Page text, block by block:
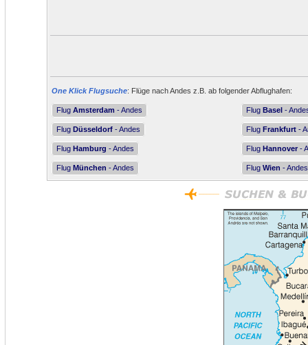
One Klick Flugsuche: Flüge nach Andes z.B. ab folgender Abflughafen:
Flug Amsterdam - Andes Flug Basel -
Flug Düsseldorf - Andes Flug Frankfurt -
Flug Hamburg - Andes Flug Hannover -
Flug München - Andes Flug Wien - Andes